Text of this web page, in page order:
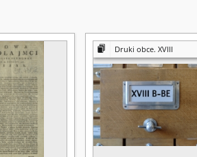
Druki obce. XVIII